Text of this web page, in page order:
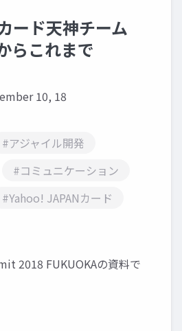
ード天神チーム
らこれまで
10, 18
#アジャイル開発
#コミュニケーション
#Yahoo! JAPANカード
2018 FUKUOKAの資料で